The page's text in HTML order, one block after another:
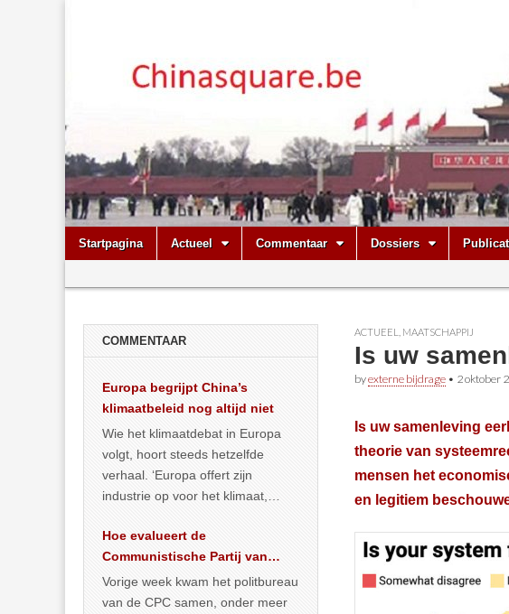
Chinasquare.be
Main
menu
Skip
Startpagina Actueel Commentaar Dossiers
menu
ACTUEEL MAATSCHAPPIJ
Is uw
byexterne bijdrage • 2 oktober
Is uw samenleving
theorie van
mensen het
en legitiem
COMMENTAAR
Europa begrijpt China’s
klimaatbeleid nog altijd niet
Wie het klimaatdebat in Europa
volgt, hoort steeds hetzelfde
verhaal. ‘Europa offert zijn
industrie op voor het klimaat,
vergroening… >> lees meer
Hoe evalueert de
Communistische Partij van
China de economische
situatie?
Vorige week kwam het politbureau
van de CPC samen, onder meer